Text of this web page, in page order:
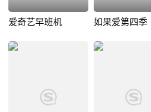
爱奇艺早班机 如果爱第四季